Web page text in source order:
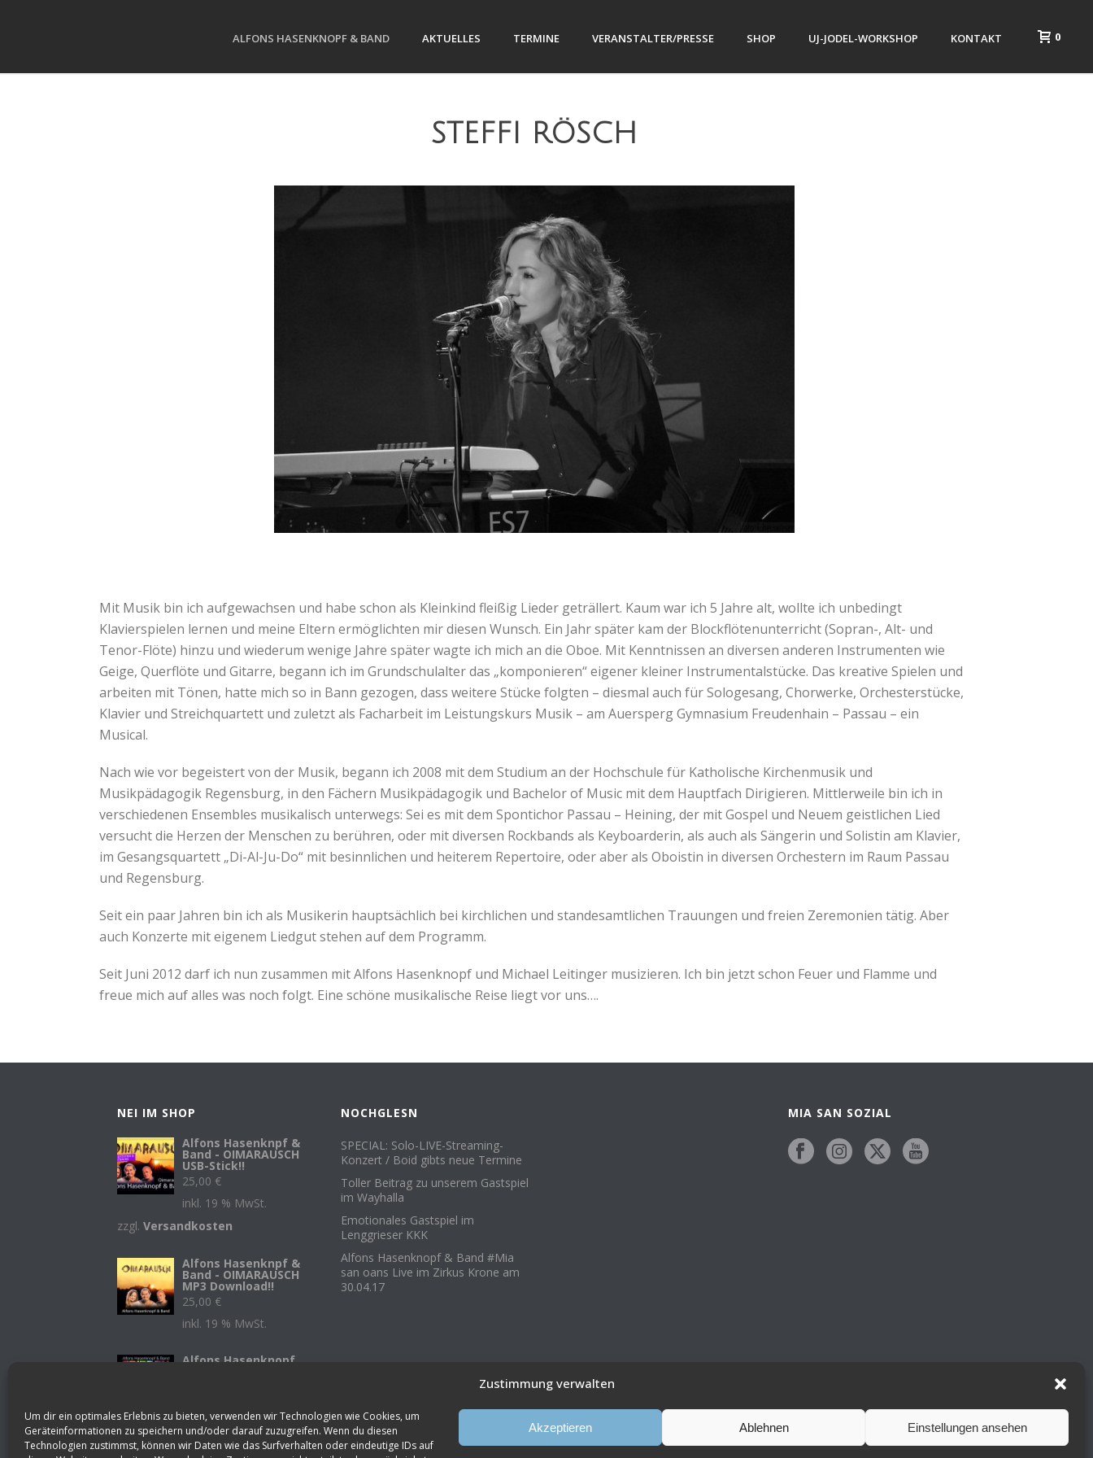
Zustimmung verwalten
Um dir ein optimales Erlebnis zu bieten, verwenden wir Technologien wie Cookies, um
Geräteinformationen zu speichern und/oder darauf zuzugreifen. Wenn du diesen
Technologien zustimmst, können wir Daten wie das Surfverhalten oder eindeutige IDs auf
Akzeptieren Ablehnen Einstellungen ansehen
ALFONS HASENKNOPF & BAND AKTUELLES TERMINE VERANSTALTER/PRESSE SHOP UJ-JODEL-WORKSHOP KONTAKT 0
STEFFI RÖSCH
Mit Musik bin ich aufgewachsen und habe schon als Kleinkind fleißig Lieder geträllert. Kaum war ich 5 Jahre alt, wollte ich unbedingt
Klavierspielen lernen und meine Eltern ermöglichten mir diesen Wunsch. Ein Jahr später kam der Blockflötenunterricht (Sopran-, Alt- und
Tenor-Flöte) hinzu und wiederum wenige Jahre später wagte ich mich an die Oboe. Mit Kenntnissen an diversen anderen Instrumenten wie
Geige, Querflöte und Gitarre, begann ich im Grundschulalter das „komponieren“ eigener kleiner Instrumentalstücke. Das kreative Spielen und
arbeiten mit Tönen, hatte mich so in Bann gezogen, dass weitere Stücke folgten – diesmal auch für Sologesang, Chorwerke, Orchesterstücke,
Klavier und Streichquartett und zuletzt als Facharbeit im Leistungskurs Musik – am Auersperg Gymnasium Freudenhain – Passau – ein
Musical.
Nach wie vor begeistert von der Musik, begann ich 2008 mit dem Studium an der Hochschule für Katholische Kirchenmusik und
Musikpädagogik Regensburg, in den Fächern Musikpädagogik und Bachelor of Music mit dem Hauptfach Dirigieren. Mittlerweile bin ich in
verschiedenen Ensembles musikalisch unterwegs: Sei es mit dem Spontichor Passau – Heining, der mit Gospel und Neuem geistlichen Lied
versucht die Herzen der Menschen zu berühren, oder mit diversen Rockbands als Keyboarderin, als auch als Sängerin und Solistin am Klavier,
im Gesangsquartett „Di-Al-Ju-Do“ mit besinnlichen und heiterem Repertoire, oder aber als Oboistin in diversen Orchestern im Raum Passau
und Regensburg.
Seit ein paar Jahren bin ich als Musikerin hauptsächlich bei kirchlichen und standesamtlichen Trauungen und freien Zeremonien tätig. Aber
auch Konzerte mit eigenem Liedgut stehen auf dem Programm.
Seit Juni 2012 darf ich nun zusammen mit Alfons Hasenknopf und Michael Leitinger musizieren. Ich bin jetzt schon Feuer und Flamme und
freue mich auf alles was noch folgt. Eine schöne musikalische Reise liegt vor uns….
NEI IM SHOP
Alfons Hasenknpf &
Band - OIMARAUSCH
USB-Stick!!
25,00 €
inkl. 19 % MwSt.
zzgl. Versandkosten
Alfons Hasenknpf &
Band - OIMARAUSCH
MP3 Download!!
25,00 €
inkl. 19 % MwSt.
Alfons Hasenknopf
inkl. 19 % MwSt.
NOCHGLESN
SPECIAL: Solo-LIVE-Streaming-
Konzert / Boid gibts neue Termine
Toller Beitrag zu unserem Gastspiel
im Wayhalla
Emotionales Gastspiel im
Lenggrieser KKK
Alfons Hasenknopf & Band #Mia
san oans Live im Zirkus Krone am
30.04.17
MIA SAN SOZIAL